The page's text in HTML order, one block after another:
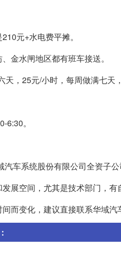
元+水电费平摊。
金水闸地区都有班车接送。
天，25元/小时，每周做满七天
6:30。
车系统股份有限公司全资子公
展空间，尤其是技术部门，有
而变化，建议直接联系华域